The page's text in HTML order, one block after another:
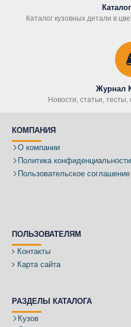
Каталог кузовных детали в
Журнал
Новости, статьи,
КОМПАНИЯ
О компании
Политика конфиденциальности
Пользовательское соглашение
ПОЛЬЗОВАТЕЛЯМ
Контакты
Карта сайта
РАЗДЕЛЫ КАТАЛОГА
Кузов